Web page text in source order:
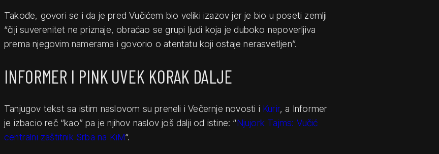
Takođe, govori se i da je pred Vučićem bio veliki izazov jer je bio u poseti zemlji
“čiji suverenitet ne priznaje, obraćao se grupi ljudi koja je duboko nepoverljiva
prema njegovim namerama i govorio o atentatu koji ostaje nerasvetljen”.
INFORMER I PINK UVEK KORAK DALJE
Tanjugov tekst sa istim naslovom su preneli i Večernje novosti i Kurir, a Informer
je izbacio reč “kao” pa je njihov naslov još dalji od istine: “Njujork Tajms: Vučić
centralni zaštitnik Srba na KiM“.